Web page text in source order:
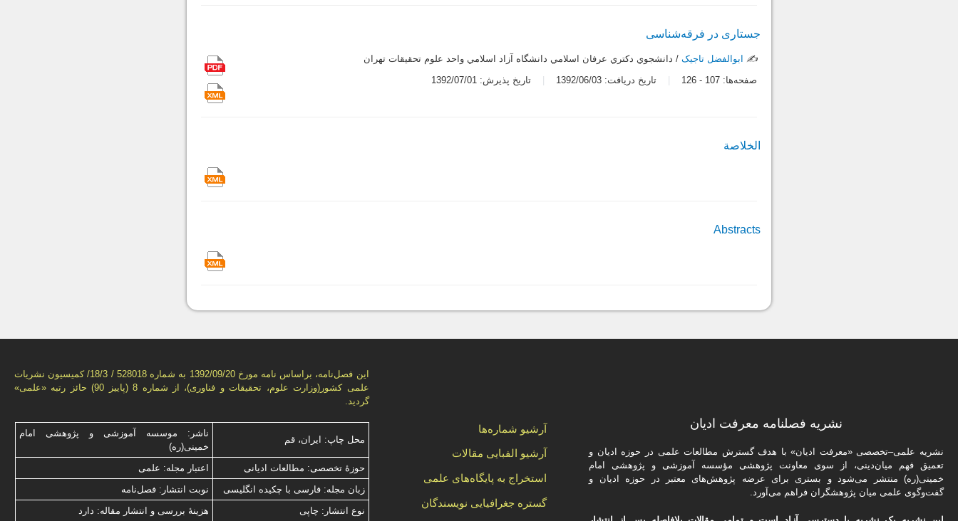
جستاری در فرقه‌شناسی
✍️ ابوالفضل تاجیک/ دانشجوي دكتري عرفان اسلامي دانشگاه آزاد اسلامي واحد علوم تحقيقات تهران
صفحه‌ها: 107
-
126 تاریخ دریافت: 1392/06/03 تاریخ پذیرش: 1392/07/01
الخلاصة
Abstracts
این فصل‌نامه، براساس نامه مورخ 1392/09/20 به شماره 528018 / 18/3/ كمیسیون نشریات
علمی كشور(وزارت علوم، تحقیقات و فناوری)، از شماره 8 (پاییز 90) حائز رتبه «علمی»
گردید.
محل چاپ: ایران، قم
ناشر: موسسه آموزشی و پژوهشی امام
خمینی(ره)
حوزۀ تخصصی: مطالعات ادیانی
اعتبار مجله: علمی
زبان مجله: فارسی با چكیده انگلیسی
نوبت انتشار: فصل‌نامه
نوع انتشار: چاپی
هزینۀ بررسی و انتشار مقاله: دارد
آرشیو شماره‌ها
آرشیو الفبایی مقالات
استخراج به پایگاه‌های علمی
گستره جغرافیایی نویسندگان
نشریه فصلنامه معرفت ادیان
نشریه علمی–تخصصی «معرفت ادیان» با هدف گسترش مطالعات علمی در حوزه ادیان و
تعمیق فهم میان‌دینی، از سوی معاونت پژوهشی مؤسسه آموزشی و پژوهشی امام
خمینی(ره) منتشر می‌شود و بستری برای عرضه پژوهش‌های معتبر در حوزه ادیان و
گفت‌وگوی علمی میان پژوهشگران فراهم می‌آورد.